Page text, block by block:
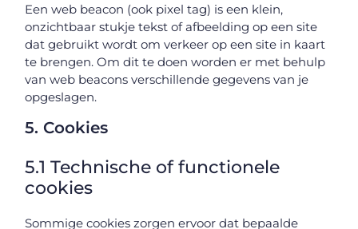
Een web beacon (ook pixel tag) is een klein,
onzichtbaar stukje tekst of afbeelding op een site
dat gebruikt wordt om verkeer op een site in kaart
te brengen. Om dit te doen worden er met behulp
van web beacons verschillende gegevens van je
opgeslagen.
5. Cookies
5.1 Technische of functionele
cookies
Sommige cookies zorgen ervoor dat bepaalde